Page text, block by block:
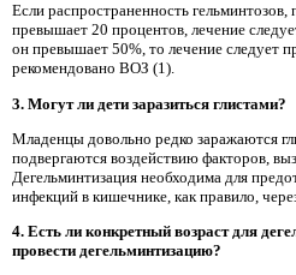
Если распространенность
превышает 20 процентов, лечение
он превышает 50%, то лечение следует
рекомендовано ВОЗ (1).
3. Могут ли дети заразиться глистами?
Младенцы довольно редко заражаются
подвергаются воздействию факторов,
Дегельминтизация необходима для
инфекций в кишечнике, как правило,
4. Есть ли конкретный возраст для
провести дегельминтизацию?